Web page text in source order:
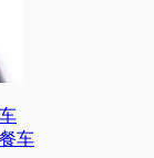
车